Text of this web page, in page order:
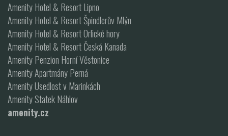
Amenity Hotel & Resort Lipno
Amenity Hotel & Resort Špindlerův Mlýn
Amenity Hotel & Resort Orlické hory
Amenity Hotel & Resort Česká Kanada
Amenity Penzion Horní Věstonice
Amenity Apartmány Perná
Amenity Usedlost v Marinkách
Amenity Statek Náhlov
amenity.cz